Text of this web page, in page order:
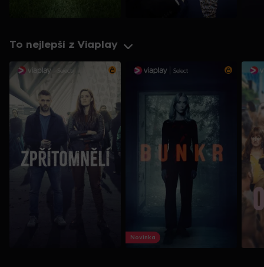
To nejlepší z Viaplay
Novinka